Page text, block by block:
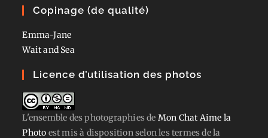
Copinage (de qualité)
Emma-Jane
Wait and Sea
Licence d’utilisation des photos
L'ensemble des photographiesde Mon Chat Aime la
Photo est mis à disposition selon les termes de la